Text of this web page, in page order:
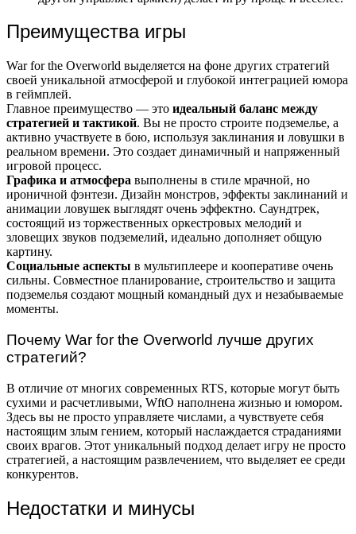
Преимущества игры
War for the Overworld выделяется на фоне других стратегий
своей уникальной атмосферой и глубокой интеграцией юмора
в геймплей.
Главное преимущество — это идеальный баланс между
стратегией и тактикой. Вы не просто строите подземелье, а
активно участвуете в бою, используя заклинания и ловушки в
реальном времени. Это создает динамичный и напряженный
игровой процесс.
Графика и атмосфера выполнены в стиле мрачной, но
ироничной фэнтези. Дизайн монстров, эффекты заклинаний и
анимации ловушек выглядят очень эффектно. Саундтрек,
состоящий из торжественных оркестровых мелодий и
зловещих звуков подземелий, идеально дополняет общую
картину.
Социальные аспекты в мультиплеере и кооперативе очень
сильны. Совместное планирование, строительство и защита
подземелья создают мощный командный дух и незабываемые
моменты.
Почему War for the Overworld лучше других
стратегий?
В отличие от многих современных RTS, которые могут быть
сухими и расчетливыми, WftO наполнена жизнью и юмором.
Здесь вы не просто управляете числами, а чувствуете себя
настоящим злым гением, который наслаждается страданиями
своих врагов. Этот уникальный подход делает игру не просто
стратегией, а настоящим развлечением, что выделяет ее среди
конкурентов.
Недостатки и минусы